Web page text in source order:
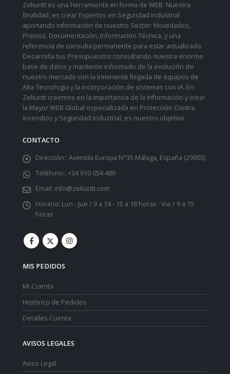
Zekuritt es una herramienta en forma de WEB. Nuestra
finalidad, es crear Expertos en Seguridad Industrial
aportando información de nuestro Sector: Novedades,
Precios, Documentación, Información Técnica, y una
referencia de consulta permanente para estar actualizado.
Desarrolla tus Presupuestos consultando nuestra enorme
base de datos y mantente informado de la evolución de
nuestro mercado con la inminente llegada de equipos de
Alta Tecnología y la incorporación de sistemas con iA. En
Zekuritt creemos en la importancia de la Información y crear
la Mayor WEB Global especializada en Protección Contra
Incendios y Seguridad Industrial, es nuestro objetivo.
CONTACTO
Dirección:: Avenida Europa N°35 Málaga, España (29003)
Teléfono:: +34 910 054 480
Email: info@zekuritt.com
Horario: Lun - Jue / 9 a 14 - 15 a 18 horas · Vie / 9 a 15
horas
MIS PEDIDOS
Mi Cuenta
Histórico de Pedidos
Detalles Cuenta
AVISOS LEGALES
Aviso Legal